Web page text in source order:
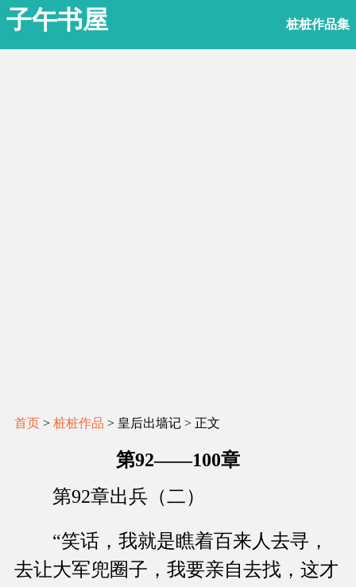
子午书屋 桩桩作品集
首页 > 桩桩作品 > 皇后出墙记 > 正文
第92——100章
第92章出兵（二）
“笑话，我就是瞧着百来人去寻，
去让大军兜圈子，我要亲自去找，这才